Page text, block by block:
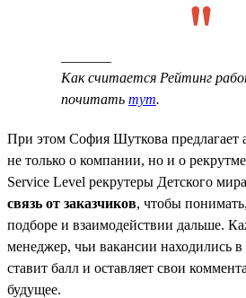
Как считается Рейтинг
почитать тут.
При этом София Шуткова предлагает
не только о компании, но и о
Service Level рекрутеры Детского
связь от заказчиков, чтобы
подборе и взаимодействии дальше.
менеджер, чьи вакансии находились
ставит балл и оставляет свои
будущее.